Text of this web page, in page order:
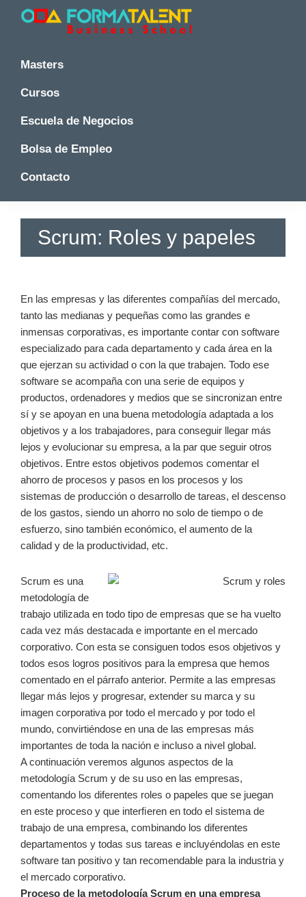
Saltar
Saltar
Saltar
principal
y
Master
en
Madrid
Formatalent
y
en
-
Formatalent
Masters
Cursos
Escuela de Negocios
Bolsa de Empleo
Contacto
Scrum: Roles y papeles
En las empresas y las diferentes compañías del mercado,
tanto las medianas y pequeñas como las grandes e
inmensas corporativas, es importante contar con software
especializado para cada departamento y cada área en la
que ejerzan su actividad o con la que trabajen. Todo ese
software se acompaña con una serie de equipos y
productos, ordenadores y medios que se sincronizan entre
sí y se apoyan en una buena metodología adaptada a los
objetivos y a los trabajadores, para conseguir llegar más
lejos y evolucionar su empresa, a la par que seguir otros
objetivos. Entre estos objetivos podemos comentar el
ahorro de procesos y pasos en los procesos y los
sistemas de producción o desarrollo de tareas, el descenso
de los gastos, siendo un ahorro no solo de tiempo o de
esfuerzo, sino también económico, el aumento de la
calidad y de la productividad, etc.
Scrum es una
metodología de
trabajo utilizada en todo tipo de empresas que se ha vuelto
cada vez más destacada e importante en el mercado
corporativo. Con esta se consiguen todos esos objetivos y
todos esos logros positivos para la empresa que hemos
comentado en el párrafo anterior. Permite a las empresas
llegar más lejos y progresar, extender su marca y su
imagen corporativa por todo el mercado y por todo el
mundo, convirtiéndose en una de las empresas más
importantes de toda la nación e incluso a nivel global.
A continuación veremos algunos aspectos de la
metodología Scrum y de su uso en las empresas,
comentando los diferentes roles o papeles que se juegan
en este proceso y que interﬁeren en todo el sistema de
trabajo de una empresa, combinando los diferentes
departamentos y todas sus tareas e incluyéndolas en este
software tan positivo y tan recomendable para la industria y
el mercado corporativo.
Proceso de la metodología Scrum en una empresa